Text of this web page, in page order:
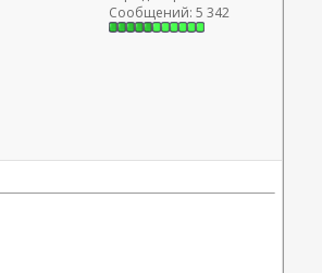
Сообщений: 5 342